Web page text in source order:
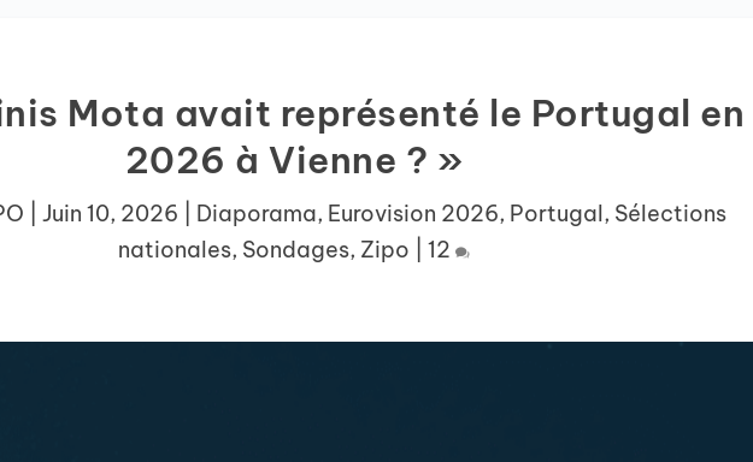
Mota avait représenté le Portugal en
2026 à Vienne ? »
Juin 10, 2026 Diaporama, Eurovision 2026, Portugal, Sélections
nationales, Sondages, Zipo 12